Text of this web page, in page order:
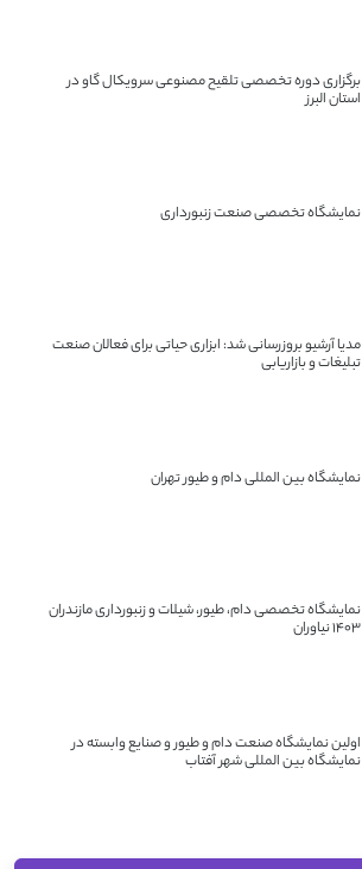
برگزاری دوره تخصصی تلقیح مصنوعی سرویکال گاو در
استان البرز
نمایشگاه تخصصی صنعت زنبورداری
مدیا آرشیو بروزرسانی شد: ابزاری حیاتی برای فعالان صنعت
تبلیغات و بازاریابی
نمایشگاه بین المللی دام و طیور تهران
نمایشگاه تخصصی دام، طیور، شیلات و زنبورداری مازندران
1403 نیاوران
اولین نمایشگاه صنعت دام و طیور و صنایع وابسته در
نمایشگاه بین المللی شهر آفتاب